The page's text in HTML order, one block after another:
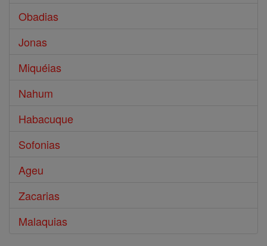
Obadias
Jonas
Miquéias
Nahum
Habacuque
Sofonias
Ageu
Zacarias
Malaquias